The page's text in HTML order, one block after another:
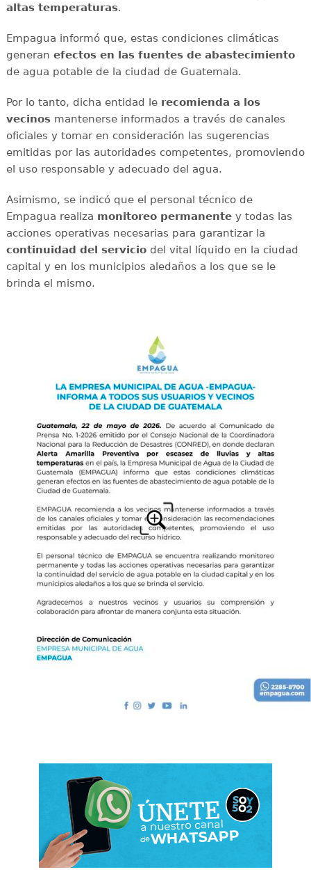
altas temperaturas.
Empagua informó que, estas condiciones climáticas
generan efectos en las fuentes de abastecimiento
de agua potable de la ciudad de Guatemala.
Por lo tanto, dicha entidad le recomienda a los
vecinosmantenerse informados a través de canales
oficiales y tomar en consideración las sugerencias
emitidas por las autoridades competentes, promoviendo
el uso responsable y adecuado del agua.
Asimismo, se indicó que el personal técnico de
Empagua realiza monitoreo permanentey todas las
acciones operativas necesarias para garantizar la
continuidad del serviciodel vital líquido en la ciudad
capital y en los municipios aledaños a los que se le
brinda el mismo.